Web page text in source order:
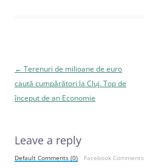
Navigare
în
articole
← Terenuri de milioane de euro
caută cumpărători la Cluj. Top de
început de an Economie
Leave a reply
Default Comments (0) Facebook Comments